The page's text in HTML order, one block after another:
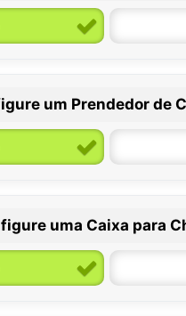
um Prendedor de
uma Caixa para